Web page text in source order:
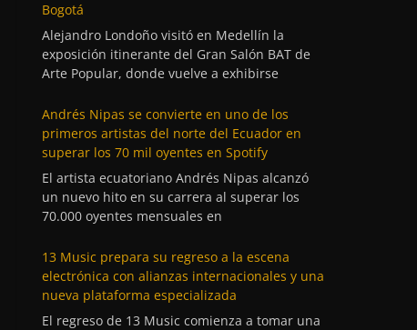
Bogotá
Alejandro Londoño visitó en Medellín la
exposición itinerante del Gran Salón BAT de
Arte Popular, donde vuelve a exhibirse
Andrés Nipas se convierte en uno de los
primeros artistas del norte del Ecuador en
superar los 70 mil oyentes en Spotify
El artista ecuatoriano Andrés Nipas alcanzó
un nuevo hito en su carrera al superar los
70.000 oyentes mensuales en
13 Music prepara su regreso a la escena
electrónica con alianzas internacionales y una
nueva plataforma especializada
El regreso de 13 Music comienza a tomar una